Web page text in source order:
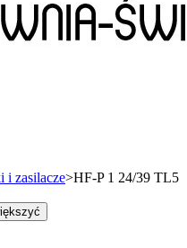
i zasilacze>HF-P 1 24/39 TL5